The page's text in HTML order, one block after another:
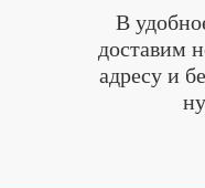
В
доставим
адресу и